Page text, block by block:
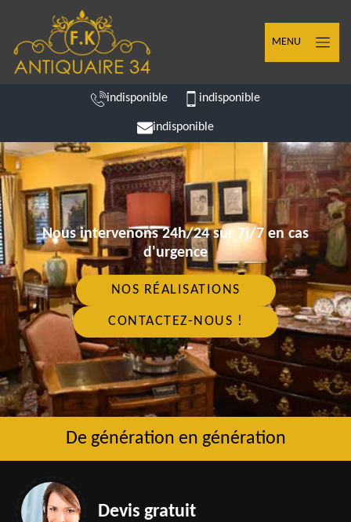
MENU
indisponible indisponible
indisponible
Nous intervenons 24h/24 sur 7j/7 en cas
d'urgence
NOS RÉALISATIONS
CONTACTEZ-NOUS !
De génération en génération
Devis gratuit